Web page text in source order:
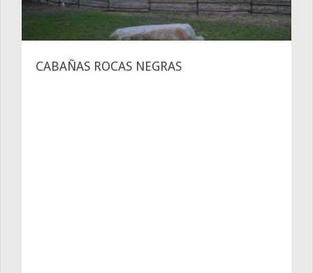
CABAÑAS ROCAS NEGRAS